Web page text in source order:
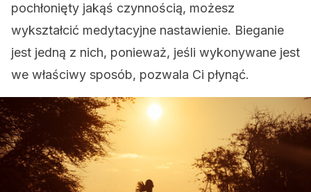
pochłonięty jakąś czynnością, możesz
wykształcić medytacyjne nastawienie. Bieganie
jest jedną z nich, ponieważ, jeśli wykonywane jest
we właściwy sposób, pozwala Ci płynąć.